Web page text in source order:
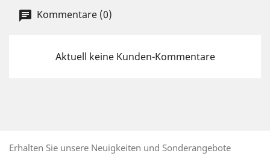
Kommentare (0)
Aktuell keine Kunden-Kommentare
Erhalten Sie unsere Neuigkeiten und Sonderangebote